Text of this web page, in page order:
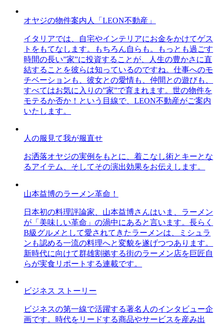
オヤジの物件案内人「LEON不動産」
イタリアでは、自宅やインテリアにお金をかけてゲス
トをもてなします。もちろん自らも。もっとも過ごす
時間の長い”家”に投資することが、人生の豊かさに直
結することを彼らは知っているのですね。仕事へのモ
チベーションも、彼女との愛情も、仲間との遊びも、
すべてはお気に入りの”家”で育まれます。世の物件を
モテるか否か！という目線で、LEON不動産がご案内
いたします。
人の服見て我が服直せ
お洒落オヤジの実例をもとに、着こなし術とキーとな
るアイテム、そしてその演出効果をお伝えします。
山本益博のラーメン革命！
日本初の料理評論家、山本益博さんはいま、ラーメン
が「美味しい革命」の渦中にあると言います。長らく
B級グルメとして愛されてきたラーメンは、ミシュラ
ンも認める一流の料理へと変貌を遂げつつあります。
新時代に向けて群雄割拠する街のラーメン店を巨匠自
らが実食リポートする連載です。
ビジネス ストーリー
ビジネスの第一線で活躍する著名人のインタビュー企
画です。時代をリードする商品やサービスを産み出